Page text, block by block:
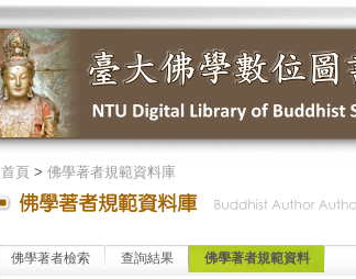
首頁> 佛學著者規範資料庫
佛學著者檢索 查詢結果 佛學著者規範資料